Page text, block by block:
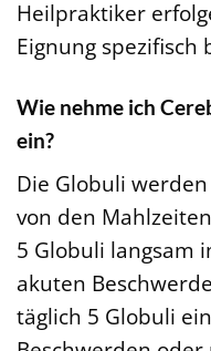
Heilpraktiker
Eignung
Wie nehme ich
ein?
Die Globuli
von den
5 Globuli langsam
akuten
täglich 5 Globuli